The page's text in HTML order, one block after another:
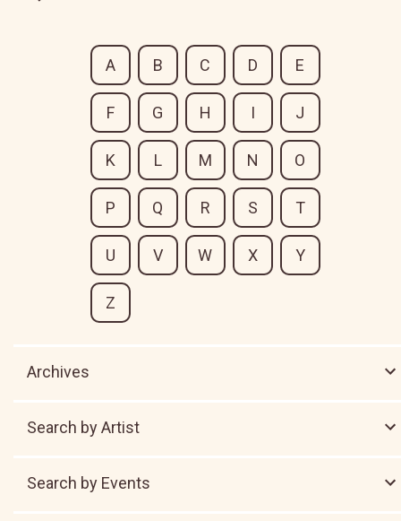
A B C D E
F G H I J
K L M N O
P Q R S T
U V W X Y
Z
Archives
Search by Artist
Search by Events